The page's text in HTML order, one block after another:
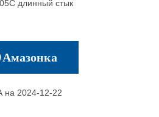
Амазонка
на 2024-12-22